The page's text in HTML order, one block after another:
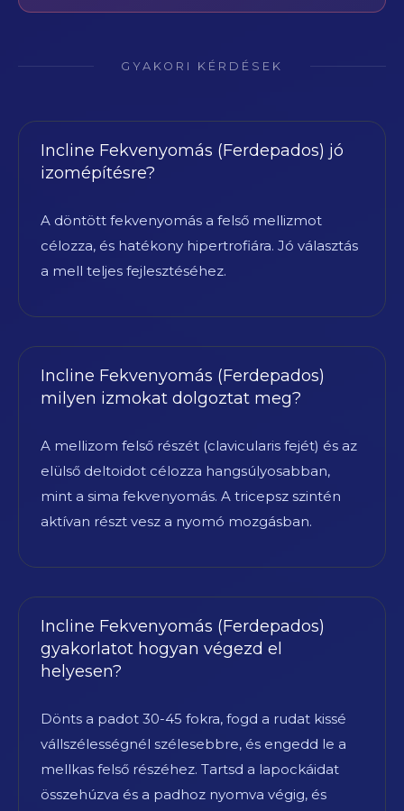
GYAKORI KÉRDÉSEK
Incline Fekvenyomás (Ferdepados) jó
izomépítésre?
A döntött fekvenyomás a felső mellizmot
célozza, és hatékony hipertrofiára. Jó választás
a mell teljes fejlesztéséhez.
Incline Fekvenyomás (Ferdepados)
milyen izmokat dolgoztat meg?
A mellizom felső részét (clavicularis fejét) és az
elülső deltoidot célozza hangsúlyosabban,
mint a sima fekvenyomás. A tricepsz szintén
aktívan részt vesz a nyomó mozgásban.
Incline Fekvenyomás (Ferdepados)
gyakorlatot hogyan végezd el
helyesen?
Dönts a padot 30-45 fokra, fogd a rudat kissé
vállszélességnél szélesebbre, és engedd le a
mellkas felső részéhez. Tartsd a lapockáidat
összehúzva és a padhoz nyomva végig, és